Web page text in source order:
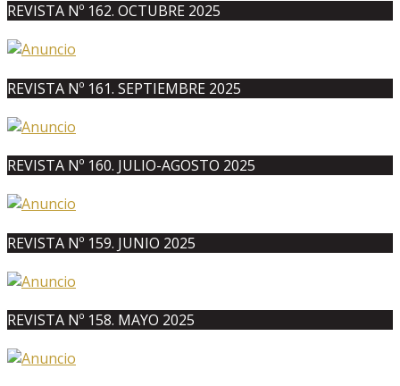
REVISTA Nº 162. OCTUBRE 2025
REVISTA Nº 161. SEPTIEMBRE 2025
REVISTA Nº 160. JULIO-AGOSTO 2025
REVISTA Nº 159. JUNIO 2025
REVISTA Nº 158. MAYO 2025